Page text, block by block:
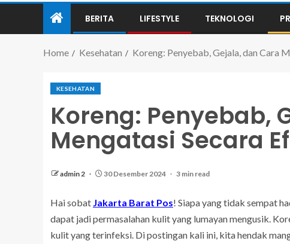
BERITA LIFESTYLE TEKNOLOGI
Home Kesehatan Koreng: Penyebab, Gejala, dan Cara
KESEHATAN
Koreng: Penyebab,
Mengatasi Secara
admin 2 30 Desember 2024 3 min read
Hai sobat Jakarta Barat Pos! Siapa yang tidak sempat
dapat jadi permasalahan kulit yang lumayan mengusik.
kulit yang terinfeksi. Di postingan kali ini, kita hendak